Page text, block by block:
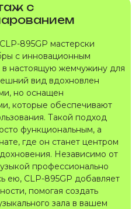
с
895GP мастерски
с инновационным
в настоящую жемчужину для
вид вдохновлен
но оснащен
которые обеспечивают
Такой подход
функциональным, а
где он станет центром
Независимо от
профессионально
ею, CLP-895GP добавляет
помогая создать
зала в вашем